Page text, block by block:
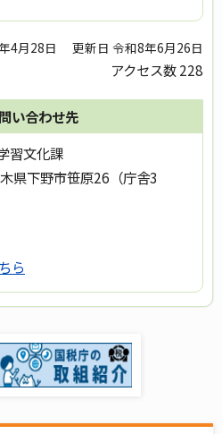
4月28日 更新日 令和8年6月26日
アクセス数228
い合わせ先
習文化課
県下野市笹原26（庁舎3
ら